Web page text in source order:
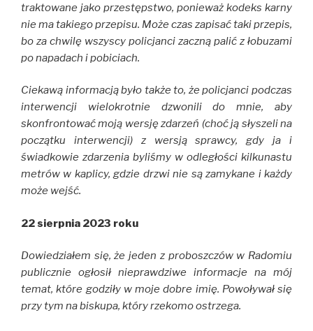
traktowane jako przestępstwo, ponieważ kodeks karny
nie ma takiego przepisu. Może czas zapisać taki przepis,
bo za chwilę wszyscy policjanci zaczną palić z łobuzami
po napadach i pobiciach.
Ciekawą informacją było także to, że policjanci podczas
interwencji wielokrotnie dzwonili do mnie, aby
skonfrontować moją wersję zdarzeń (choć ją słyszeli na
początku interwencji) z wersją sprawcy, gdy ja i
świadkowie zdarzenia byliśmy w odległości kilkunastu
metrów w kaplicy, gdzie drzwi nie są zamykane i każdy
może wejść.
22 sierpnia 2023 roku
Dowiedziałem się, że jeden z proboszczów w Radomiu
publicznie ogłosił nieprawdziwe informacje na mój
temat, które godziły w moje dobre imię. Powoływał się
przy tym na biskupa, który rzekomo ostrzega.